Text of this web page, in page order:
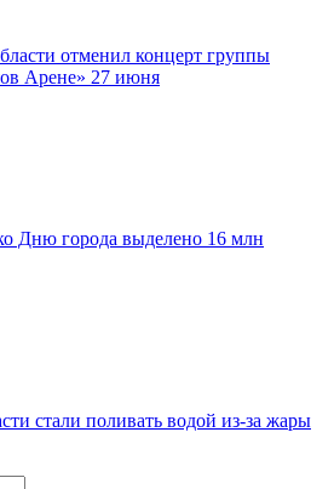
отменил концерт группы
Арене» 27 июня
Дню города выделено 16 млн
стали поливать водой из-за жары